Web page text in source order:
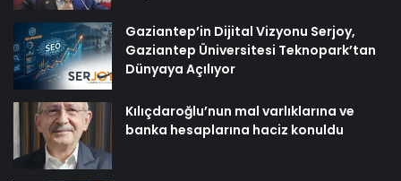
Gaziantep’in Dijital Vizyonu Serjoy,
Gaziantep Üniversitesi Teknopark’tan
Dünyaya Açılıyor
Kılıçdaroğlu’nun mal varlıklarına ve
banka hesaplarına haciz konuldu